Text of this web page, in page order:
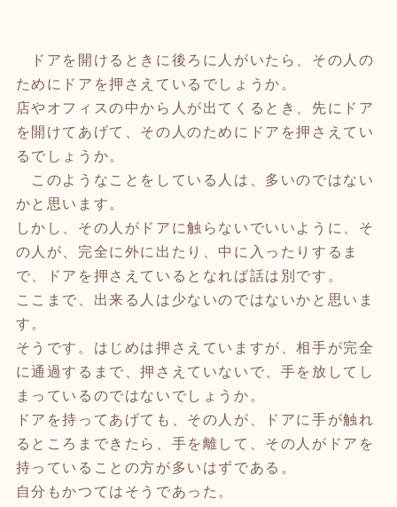
ドアを開けるときに後ろに人がいたら、その人の
ためにドアを押さえているでしょうか。
店やオフィスの中から人が出てくるとき、先にドア
を開けてあげて、その人のためにドアを押さえてい
るでしょうか。
このようなことをしている人は、多いのではない
かと思います。
しかし、その人がドアに触らないでいいように、そ
の人が、完全に外に出たり、中に入ったりするま
で、ドアを押さえているとなれば話は別です。
ここまで、出来る人は少ないのではないかと思いま
す。
そうです。はじめは押さえていますが、相手が完全
に通過するまで、押さえていないで、手を放してし
まっているのではないでしょうか。
ドアを持ってあげても、その人が、ドアに手が触れ
るところまできたら、手を離して、その人がドアを
持っていることの方が多いはずである。
自分もかつてはそうであった。